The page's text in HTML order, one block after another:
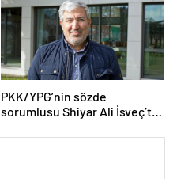
PKK/YPG’nin sözde
sorumlusu Shiyar Ali İsveç’te